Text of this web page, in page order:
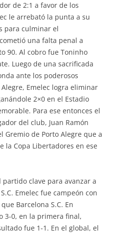
de 2:1 a favor de los
le arrebató la punta a su
para culminar el
una falta penal a
90. Al cobro fue Toninho
Luego de una sacrificada
ante los poderosos
Emelec logra eliminar
2×0 en el Estadio
Para ese entonces el
del club, Juan Ramón
Gremio de Porto Alegre que a
la Copa Libertadores en ese
partido clave para avanzar a
Emelec fue campeón con
Barcelona S.C. En
3-0, en la primera final,
fue 1-1. En el global, el